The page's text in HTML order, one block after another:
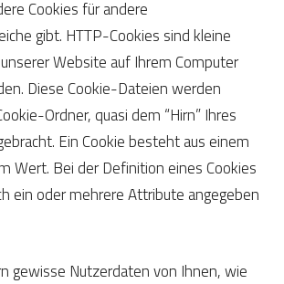
Cookies für andere
gibt. HTTP-Cookies sind kleine
Website auf Ihrem Computer
Diese Cookie-Dateien werden
Ordner, quasi dem “Hirn” Ihres
Ein Cookie besteht aus einem
Wert. Bei der Definition eines Cookies
ein oder mehrere Attribute angegeben
gewisse Nutzerdaten von Ihnen, wie